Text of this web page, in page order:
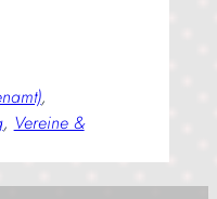
, Vereine &